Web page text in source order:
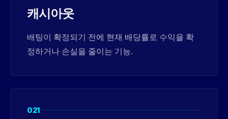
캐시아웃
배팅이 확정되기 전에 현재 배당률로 수익을 확
정하거나 손실을 줄이는 기능.
021